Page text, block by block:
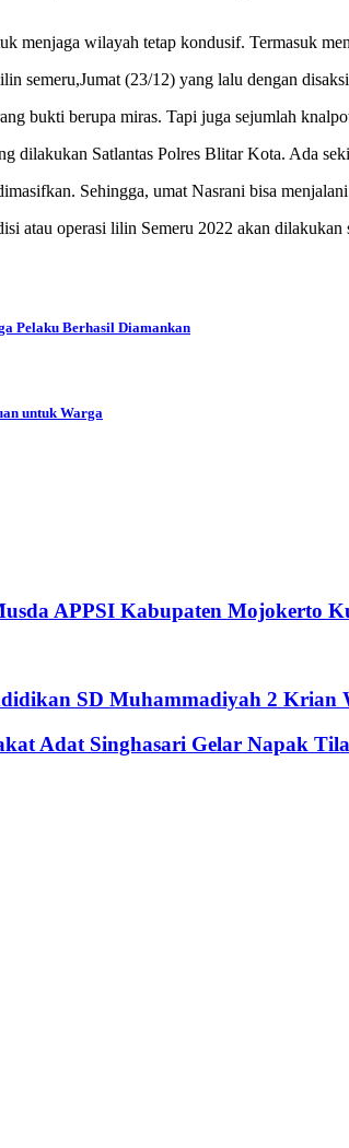
menjaga wilayah tetap kondusif. Termasuk
semeru,Jumat (23/12) yang lalu dengan
bukti berupa miras. Tapi juga sejumlah
dilakukan Satlantas Polres Blitar Kota. Ada
Sehingga, umat Nasrani bisa
atau operasi lilin Semeru 2022 akan
Pelaku Berhasil Diamankan
untuk Warga
APPSI Kabupaten Mojokerto
SD Muhammadiyah 2
Adat Singhasari Gelar Napak